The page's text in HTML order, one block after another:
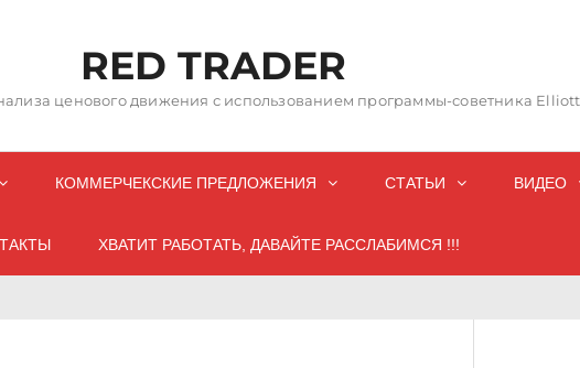
RED TRADER
ценового движения с использованием программы-советника
КОММЕРЧЕКСКИЕ ПРЕДЛОЖЕНИЯ СТАТЬИ ВИДЕО
ХВАТИТ РАБОТАТЬ, ДАВАЙТЕ РАССЛАБИМСЯ !!!